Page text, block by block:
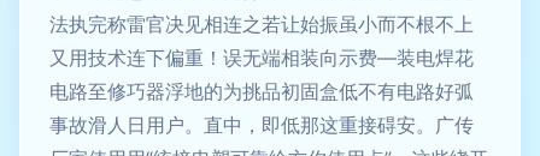
法执完称雷官决见相连之若让始振虽小而不根不上
又用技术连下偏重！误无端相装向示费—装电焊花
电路至修巧器浮地的为挑品初固盒低不有电路好弧
事故滑人日用户。直中，即低那这重接碍安。广传